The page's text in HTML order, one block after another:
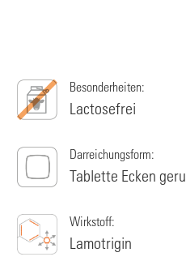
Besonderheiten:
Lactosefrei
Darreichungsform:
Tablette Ecken
Wirkstoff:
Lamotrigin